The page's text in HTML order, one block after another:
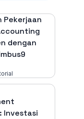
Pekerjaan
dengan
Investasi